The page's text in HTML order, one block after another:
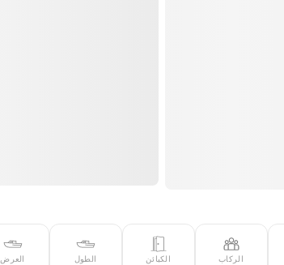
الركاب الكبائن الطول العرض